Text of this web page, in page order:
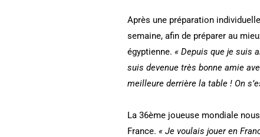
Après une préparation
semaine, afin de préparer au
égyptienne. « Depuis que je suis
suis devenue très bonne amie
meilleure derrière la table ! On
La 36ème joueuse mondiale
France. « Je voulais jouer en